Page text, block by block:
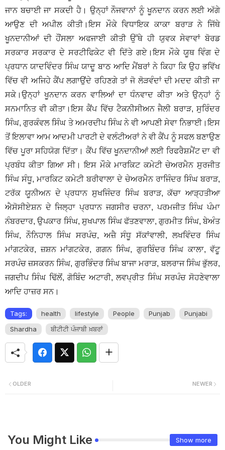
ਜਾਨ ਬਚਾਈ ਜਾ ਸਕਦੀ ਹੈ। ਉਨ੍ਹਾਂ ਨੌਜਵਾਨਾਂ ਨੂੰ ਖੂਨਦਾਨ ਕਰਨ ਲਈ ਅੱਗੇ
ਆਉਣ ਦੀ ਅਪੀਲ ਕੀਤੀ।ਇਸ ਮੌਕੇ ਵਿਧਾਇਕ ਕਾਕਾ ਬਰਾੜ ਨੇ ਜਿੱਥੇ
ਖੂਨਦਾਨੀਆਂ ਦੀ ਹੌਂਸਲਾ ਅਫਜਾਈ ਕੀਤੀ ਉੱਥੇ ਹੀ ਯੁਵਕ ਸੇਵਾਵਾਂ ਬੋਰਡ
ਸਰਕਾਰ ਸਰਕਾਰ ਦੇ ਸਰਟੀਫਿਕੇਟ ਵੀ ਦਿੱਤੇ ਗਏ।ਇਸ ਮੌਕੇ ਯੂਥ ਵਿੰਗ ਦੇ
ਪ੍ਰਧਾਨ ਯਾਦਵਿੰਦਰ ਸਿੰਘ ਯਾਦੂ ਬਾਠ ਆਦਿ ਮੈਂਬਰਾਂ ਨੇ ਕਿਹਾ ਕਿ ਉਹ ਭਵਿੱਖ
ਵਿੱਚ ਵੀ ਅਜਿਹੇ ਕੈਂਪ ਲਗਾਉਂਦੇ ਰਹਿਣਗੇ ਤਾਂ ਜੋ ਲੋੜਵੰਦਾਂ ਦੀ ਮਦਦ ਕੀਤੀ ਜਾ
ਸਕੇ।ਉਨ੍ਹਾਂ ਖੂਨਦਾਨ ਕਰਨ ਵਾਲਿਆਂ ਦਾ ਧੰਨਵਾਦ ਕੀਤਾ ਅਤੇ ਉਨ੍ਹਾਂ ਨੂੰ
ਸਨਮਾਨਿਤ ਵੀ ਕੀਤਾ।ਇਸ ਕੈਂਪ ਵਿੱਚ ਟੈਕਨੀਸੀਅ਼ਨ ਜੈਲੀ ਬਰਾੜ, ਸੁਰਿੰਦਰ
ਸਿੰਘ, ਗੁਰਕੰਵਲ ਸਿੰਘ ਤੇ ਅਮਰਦੀਪ ਸਿੰਘ ਨੇ ਵੀ ਆਪਣੀ ਸੇਵਾ ਨਿਭਾਈ।ਇਸ
ਤੋਂ ਇਲਾਵਾ ਆਮ ਆਦਮੀ ਪਾਰਟੀ ਦੇ ਵਲੰਟੀਅਰਾਂ ਨੇ ਵੀ ਕੈਂਪ ਨੂੰ ਸਫਲ ਬਣਾਉਣ
ਵਿੱਚ ਪੂਰਾ ਸਹਿਯੋਗ ਦਿੱਤਾ। ਕੈਂਪ ਵਿੱਚ ਖੂਨਦਾਨੀਆਂ ਲਈ ਰਿਫਰੈਸ਼ਮੈਂਟ ਦਾ ਵੀ
ਪ੍ਰਬੰਧ ਕੀਤਾ ਗਿਆ ਸੀ। ਇਸ ਮੌਕੇ ਮਾਰਕਿਟ ਕਮੇਟੀ ਚੇਅਰਮੈਨ ਸੁਰਜੀਤ
ਸਿੰਘ ਸੰਧੂ, ਮਾਰਕਿਟ ਕਮੇਟੀ ਬਰੀਵਾਲਾ ਦੇ ਚੇਅਰਮੈਨ ਰਾਜਿੰਦਰ ਸਿੰਘ ਬਰਾੜ,
ਟਰੱਕ ਯੂਨੀਅਨ ਦੇ ਪ੍ਰਧਾਨ ਸੁਖਜਿੰਦਰ ਸਿੰਘ ਬਰਾੜ, ਕੱਚਾ ਆੜ੍ਹਤੀਆ
ਐਸੋਸੀਏਸ਼ਨ ਦੇ ਜਿਲ੍ਹਾ ਪ੍ਰਧਾਨ ਜਗਸੀਰ ਚਰਨਾ, ਪਰਮਜੀਤ ਸਿੰਘ ਪੰਮਾ
ਨੰਬਰਦਾਰ, ਉਪਕਾਰ ਸਿੰਘ, ਸੁਖਪਾਲ ਸਿੰਘ ਫੱਤਣਵਾਲਾ, ਗੁਰਮੀਤ ਸਿੰਘ, ਬੇਅੰਤ
ਸਿੰਘ, ਨੌਨਿਹਾਲ ਸਿੰਘ ਸਰਪੰਚ, ਅਜ਼ੈ ਸੰਧੂ ਸੱਕਾਂਵਾਲੀ, ਲਖਵਿੰਦਰ ਸਿੰਘ
ਮਾਂਗਟਕੇਰ, ਜ਼ਸ਼ਨ ਮਾਂਗਟਕੇਰ, ਗਗਨ ਸਿੰਘ, ਗੁਰਬਿੰਦਰ ਸਿੰਘ ਕਾਲਾ, ਵੱਟੂ
ਸਰਪੰਚ ਜ਼ਸਕਰਨ ਸਿੰਘ, ਗੁਰਭਿੰਦਰ ਸਿੰਘ ਬਾਜਾ ਮਰਾੜ, ਬਲਰਾਜ ਸਿੰਘ ਭੁੱਲਰ,
ਜਗਦੀਪ ਸਿੰਘ ਢਿੱਲੋਂ, ਗੋਬਿੰਦ ਅਟਾਰੀ, ਲਵਪ੍ਰੀਤ ਸਿੰਘ ਸਰਪੰਚ ਸੋਹਣੇਵਾਲਾ
ਆਦਿ ਹਾਜ਼ਰ ਸਨ।
Tags: health lifestyle People Punjab
Punjabi
Shardha
ਬੀਟੀਟੀ ਪੰਜਾਬੀ ਖ਼ਬਰਾਂ
NEWER
OLDER
You Might Like Show more